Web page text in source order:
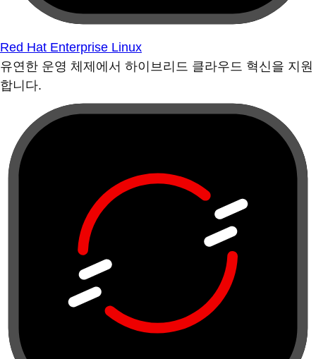
Red Hat Enterprise Linux
유연한 운영 체제에서 하이브리드 클라우드 혁신을 지원
합니다.